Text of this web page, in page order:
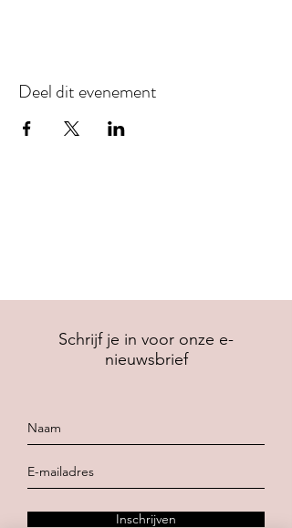
Deel dit evenement
Schrijf je in voor onze e-
nieuwsbrief
Inschrijven